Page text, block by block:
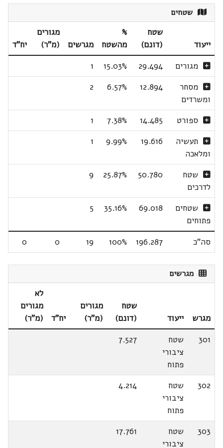
שטחים
ייעוד
שטח
(דונם)
%
מהשטח
מגרשים
מגורים
(מ"ר)
יח"ד
מגורים
29.494
15.03%
1
מסחר
ומשרדים
12.894
6.57%
2
ספורט 14.485
7.38%
1
תעשיה
ומלאכה
19.616
9.99%
1
שטח
לדרכים
50.780
25.87%
9
שטחים
פתוחים
69.018
35.16%
5
סה"כ 196.287
100%
19
0
0
מגרשים
מגרש ייעוד
שטח
(דונם)
מגורים
(מ"ר)
יח"ד
לא
מגורים
(מ"ר)
301
שטח
ציבורי
פתוח
7.527
302
שטח
ציבורי
פתוח
4.214
303
שטח
ציבורי
17.761